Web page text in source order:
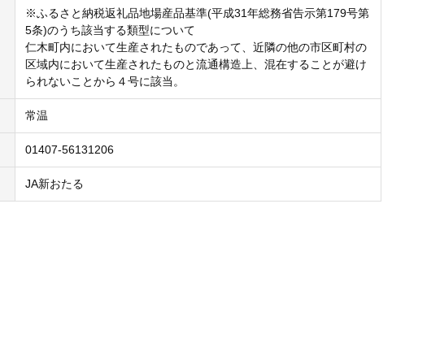
※ふるさと納税返礼品地場産品基準(平成31年総務省告示第179号第
5条)のうち該当する類型について
仁木町内において生産されたものであって、近隣の他の市区町村の
区域内において生産されたものと流通構造上、混在することが避け
られないことから４号に該当。
常温
01407-56131206
JA新おたる